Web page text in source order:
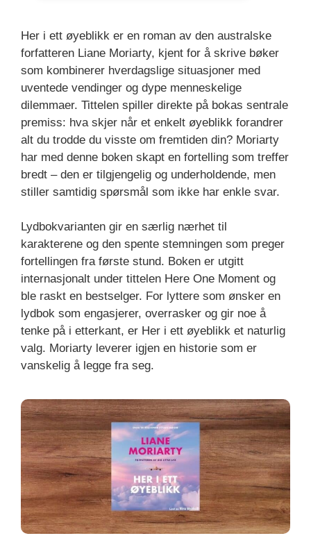
Her i ett øyeblikk er en roman av den australske
forfatteren Liane Moriarty, kjent for å skrive bøker
som kombinerer hverdagslige situasjoner med
uventede vendinger og dype menneskelige
dilemmaer. Tittelen spiller direkte på bokas sentrale
premiss: hva skjer når et enkelt øyeblikk forandrer
alt du trodde du visste om fremtiden din? Moriarty
har med denne boken skapt en fortelling som treffer
bredt – den er tilgjengelig og underholdende, men
stiller samtidig spørsmål som ikke har enkle svar.
Lydbokvarianten gir en særlig nærhet til
karakterene og den spente stemningen som preger
fortellingen fra første stund. Boken er utgitt
internasjonalt under tittelen Here One Moment og
ble raskt en bestselger. For lyttere som ønsker en
lydbok som engasjerer, overrasker og gir noe å
tenke på i etterkant, er Her i ett øyeblikk et naturlig
valg. Moriarty leverer igjen en historie som er
vanskelig å legge fra seg.